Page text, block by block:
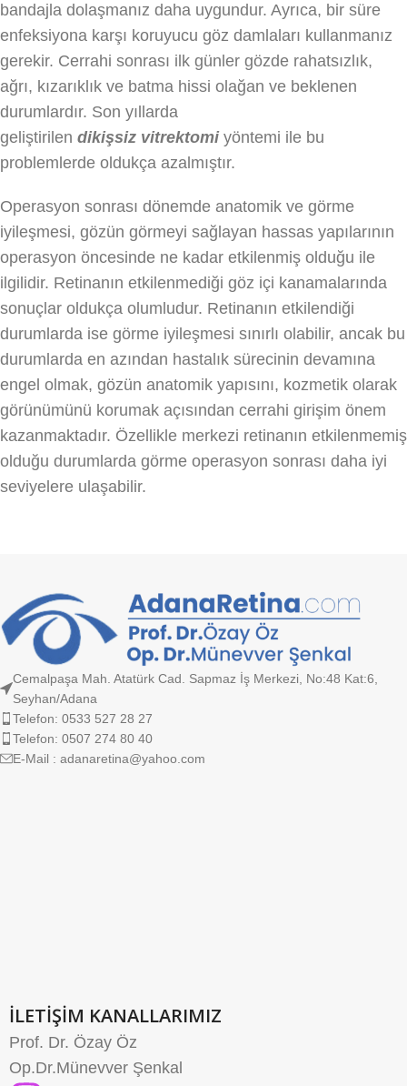
bandajla dolaşmanız daha uygundur. Ayrıca, bir süre
enfeksiyona karşı koruyucu göz damlaları kullanmanız
gerekir. Cerrahi sonrası ilk günler gözde rahatsızlık,
ağrı, kızarıklık ve batma hissi olağan ve beklenen
durumlardır. Son yıllarda
geliştirilen dikişsiz vitrektomiyöntemi ile bu
problemlerde oldukça azalmıştır.
Operasyon sonrası dönemde anatomik ve görme
iyileşmesi, gözün görmeyi sağlayan hassas yapılarının
operasyon öncesinde ne kadar etkilenmiş olduğu ile
ilgilidir. Retinanın etkilenmediği göz içi kanamalarında
sonuçlar oldukça olumludur. Retinanın etkilendiği
durumlarda ise görme iyileşmesi sınırlı olabilir, ancak bu
durumlarda en azından hastalık sürecinin devamına
engel olmak, gözün anatomik yapısını, kozmetik olarak
görünümünü korumak açısından cerrahi girişim önem
kazanmaktadır. Özellikle merkezi retinanın etkilenmemiş
olduğu durumlarda görme operasyon sonrası daha iyi
seviyelere ulaşabilir.
Cemalpaşa Mah. Atatürk Cad. Sapmaz İş Merkezi, No:48 Kat:6,
Seyhan/Adana
Telefon: 0533 527 28 27
Telefon: 0507 274 80 40
E-Mail : adanaretina@yahoo.com
İLETİŞİM KANALLARIMIZ
Prof. Dr. Özay Öz
Op.Dr.Münevver Şenkal